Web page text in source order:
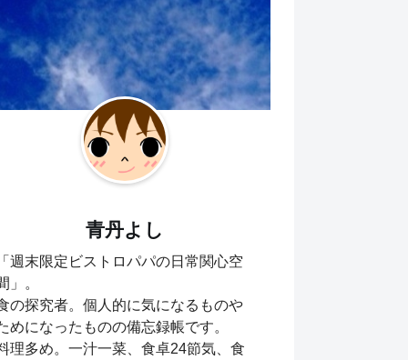
青丹よし
週末限定ビストロパパの日常関心空
」。
の探究者。個人的に気になるものや
めになったものの備忘録帳です。
理多め。一汁一菜、食卓24節気、食